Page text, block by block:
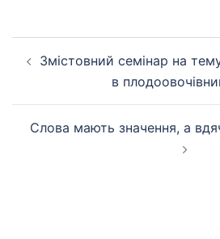
по Змістовний семінар на
в
Слова мають значення, а